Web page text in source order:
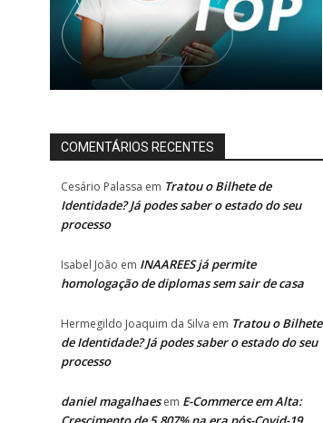
COMENTÁRIOS RECENTES
Cesário Palassa em Tratou o Bilhete de
Identidade? Já podes saber o estado do seu
processo
Isabel João em INAAREES já permite
homologação de diplomas sem sair de casa
Hermegildo Joaquim da Silva em Tratou o Bilhete
de Identidade? Já podes saber o estado do seu
processo
daniel magalhaesem E-Commerce em Alta: